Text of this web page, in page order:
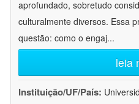
aprofundado, sobretudo
culturalmente diversos. Essa
questão: como o engaj...
leia
Instituição/UF/País: